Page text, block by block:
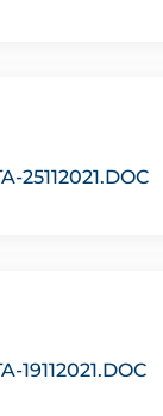
25112021.DOC
19112021.DOC